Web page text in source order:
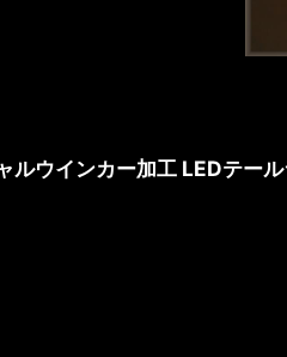
ルウインカー加工 LEDテー